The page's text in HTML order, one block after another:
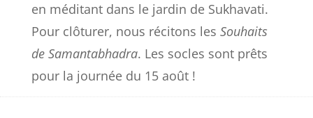
en méditant dans le jardin de Sukhavati.
Pour clôturer, nous récitons les Souhaits
de Samantabhadra. Les socles sont prêts
pour la journée du 15 août !